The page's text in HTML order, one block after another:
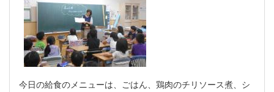
今日の給食のメニューは、ごはん、鶏肉のチリソース煮、シ